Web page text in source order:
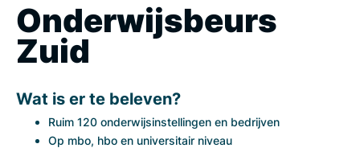
Onderwijsbeurs
Zuid
Wat is er te beleven?
Ruim 120 onderwijsinstellingen en bedrijven
Op mbo, hbo en universitair niveau